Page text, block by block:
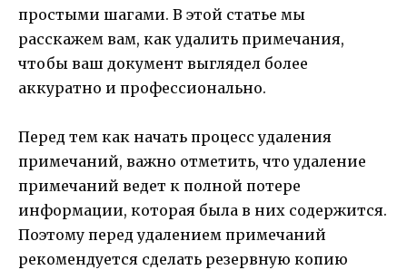
простыми шагами. В этой статье мы
расскажем вам, как удалить примечания,
чтобы ваш документ выглядел более
аккуратно и профессионально.
Перед тем как начать процесс удаления
примечаний, важно отметить, что удаление
примечаний ведет к полной потере
информации, которая была в них содержится.
Поэтому перед удалением примечаний
рекомендуется сделать резервную копию